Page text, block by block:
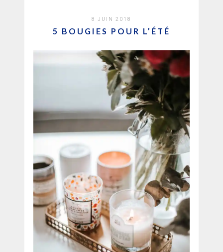
8 JUIN 2018
5 BOUGIES POUR L’ÉTÉ